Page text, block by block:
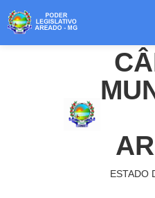
ACESSO A INFORMAÇÃO
RESPONSABILIDADE SOCIAL
ESTADO